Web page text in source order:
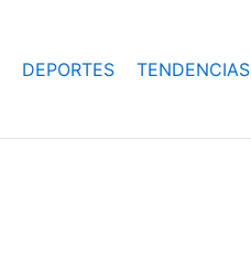
DEPORTES TENDENCIAS